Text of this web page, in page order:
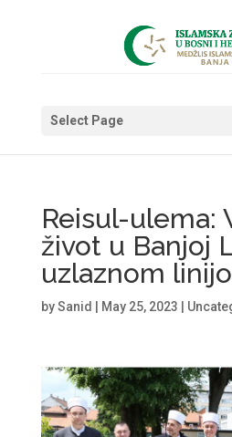
Select Page
Reisul-ulema:
život u Banjoj
uzlaznom
bySanid May 25, 2023